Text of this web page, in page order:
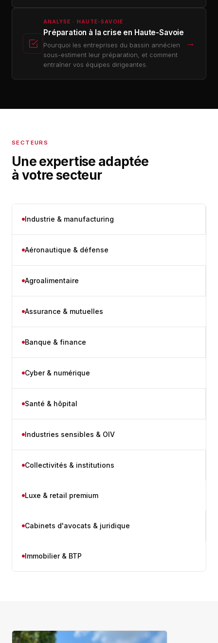
ANALYSE · HAUTE-SAVOIE
Préparation à la crise en Haute-Savoie
Pourquoi les entreprises du bassin annécien
sous-estiment leur préparation, et comment
entraîner vos équipes dirigeantes.
→
SECTEURS
Une expertise adaptée
à votre secteur
Industrie & manufacturing
Aéronautique & défense
Agroalimentaire
Assurance & mutuelles
Banque & finance
Cyber & numérique
Santé & hôpital
Industries sensibles & OIV
Collectivités & institutions
Luxe & retail premium
Cabinets d'avocats & juridique
Immobilier & BTP